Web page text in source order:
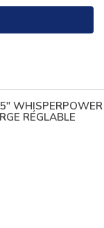
WHISPERPOWER
RÉGLABLE